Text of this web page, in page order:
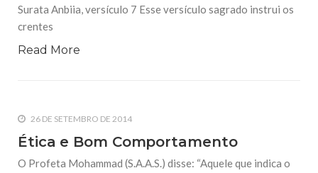
Surata Anbiia, versículo 7 Esse versículo sagrado instrui os
crentes
Read More
26 DE SETEMBRO DE 2014
Ética e Bom Comportamento
O Profeta Mohammad (S.A.A.S.) disse: “Aquele que indica o